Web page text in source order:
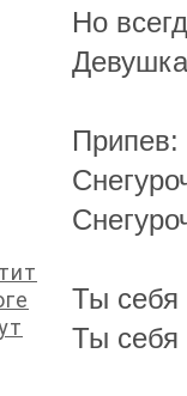
Но
Припев:
Ты себя
Ты себя